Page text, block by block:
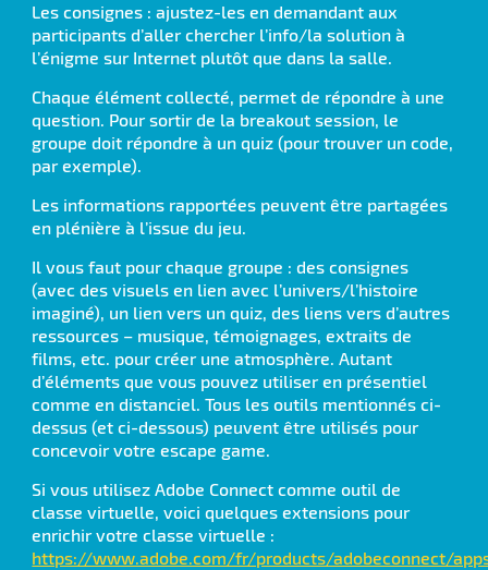
Les consignes : ajustez-les en demandant aux
participants d’aller chercher l’info/la solution à
l’énigme sur Internet plutôt que dans la salle.
Chaque élément collecté, permet de répondre à une
question. Pour sortir de la breakout session, le
groupe doit répondre à un quiz (pour trouver un code,
par exemple).
Les informations rapportées peuvent être partagées
en plénière à l’issue du jeu.
Il vous faut pour chaque groupe : des consignes
(avec des visuels en lien avec l’univers/l’histoire
imaginé), un lien vers un quiz, des liens vers d’autres
ressources – musique, témoignages, extraits de
films, etc. pour créer une atmosphère. Autant
d’éléments que vous pouvez utiliser en présentiel
comme en distanciel. Tous les outils mentionnés ci-
dessus (et ci-dessous) peuvent être utilisés pour
concevoir votre escape game.
Si vous utilisez Adobe Connect comme outil de
classe virtuelle, voici quelques extensions pour
enrichir votre classe virtuelle :
https://www.adobe.com/fr/products/adobeconnect/